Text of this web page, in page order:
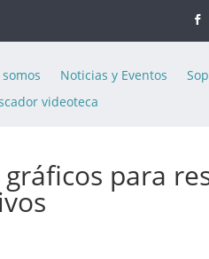
Noticias y Eventos
videoteca
gráficos para